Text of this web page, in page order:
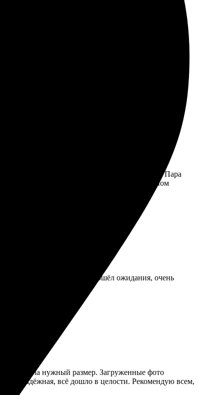
выбрала фото, оформила заказ на сайте. Цвета
не ожидала, что всё так быстро будет готово. Пара
Упаковка аккуратная, всё дошло в идеальном
удивила. Результат превзошёл ожидания, очень
выбрала нужный размер. Загруженные фото
надёжная, всё дошло в целости. Рекомендую всем,